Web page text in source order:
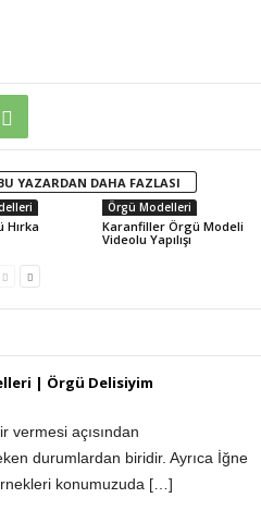
YAZARDAN DAHA FAZLASI
Hırka
Örgü Modelleri
Karanfiller Örgü Modeli
Videolu Yapılışı
| Örgü Delisiyim
vermesi açısından
durumlardan biridir. Ayrıca İğne
konumuzuda […]